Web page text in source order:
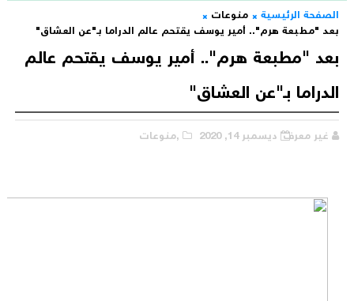
الصفحة الرئيسية
منوعات
بعد "مطبعة هرم".. أمير يوسف يقتحم عالم الدراما بـ"عن العشاق"
بعد "مطبعة هرم".. أمير يوسف يقتحم عالم
الدراما بـ"عن العشاق"
غير معرف ديسمبر 14, 2020 ,منوعات